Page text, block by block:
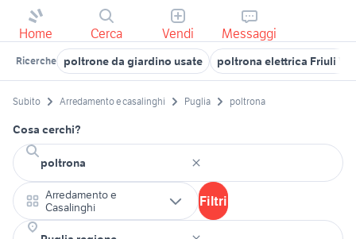
Home Cerca Vendi Messaggi
Ricerche poltrone da giardino usate poltrona elettrica Friuli
Subito Arredamento e casalinghi Puglia poltrona
Cosa cerchi?
Arredamento e
Casalinghi
Filtri